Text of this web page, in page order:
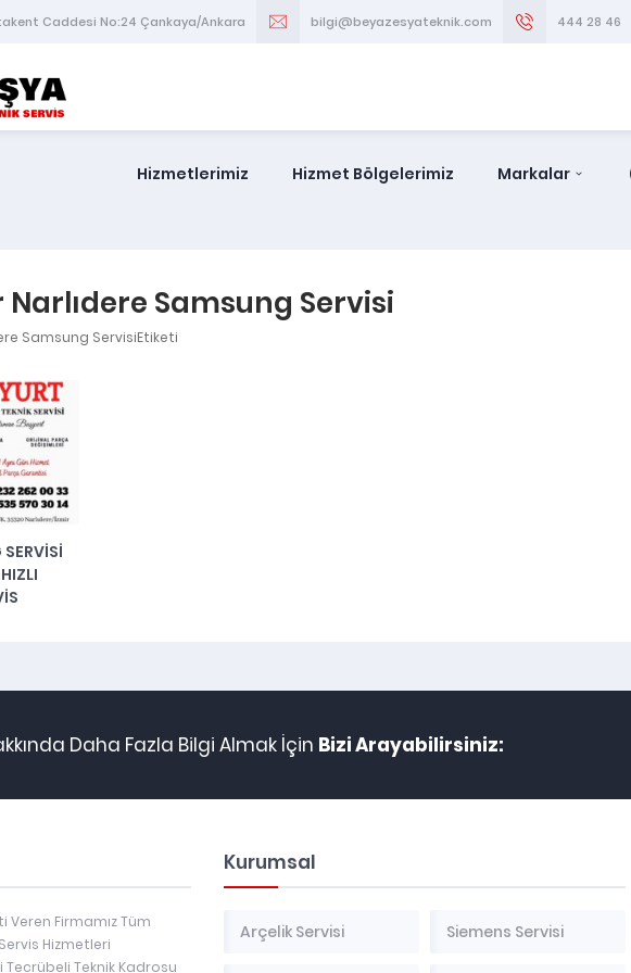
Caddesi No:24 Çankaya/Ankara bilgi@beyazesyateknik.com 444 28 46
Hizmetlerimiz Hizmet Bölgelerimiz Markalar
Narlıdere Samsung Servisi
Samsung ServisiEtiketi
Daha Fazla Bilgi Almak İçin Bizi Arayabilirsiniz:
Veren Firmamız Tüm
Hizmetleri
Tecrübeli Teknik Kadrosu
Kurumsal
Arçelik Servisi Siemens Servisi